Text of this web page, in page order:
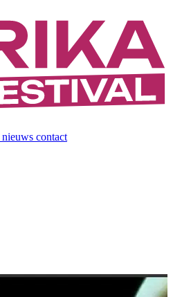
nieuws contact